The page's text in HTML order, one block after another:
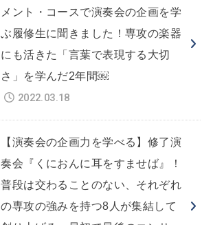
メント・コースで演奏会の企画を学
ぶ履修生に聞きました！専攻の楽器
にも活きた「言葉で表現する大切
さ」を学んだ2年間￼
2022.03.18
【演奏会の企画力を学べる】修了演
奏会『くにおんに耳をすませば』！
普段は交わることのない、それぞれ
の専攻の強みを持つ8人が集結して